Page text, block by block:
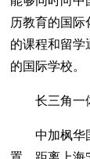
历教育的国
的课程和留学
的国际学校。
长三角一体
中加枫华国